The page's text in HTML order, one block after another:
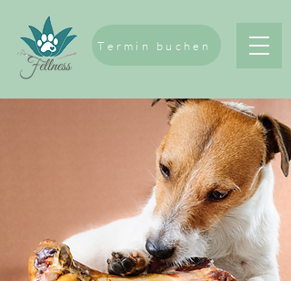
Termin buchen